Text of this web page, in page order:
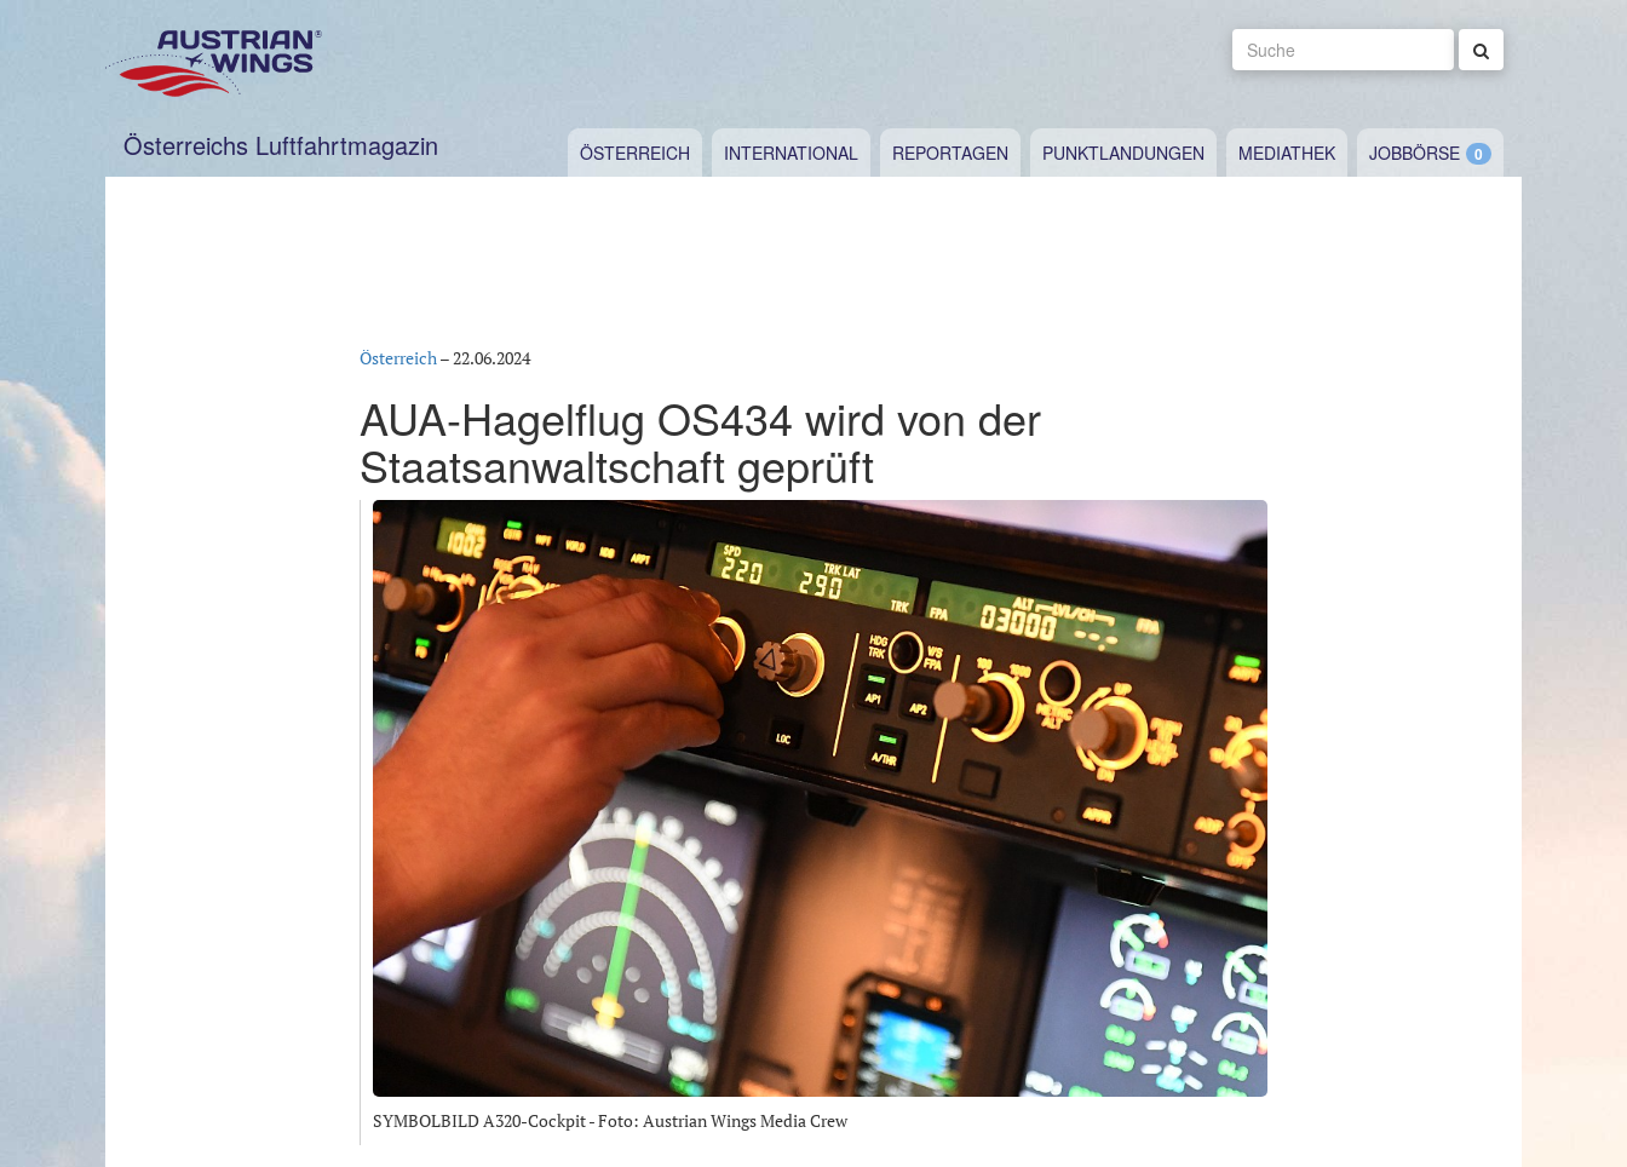
Suche
Österreichs Luftfahrtmagazin ÖSTERREICH INTERNATIONAL REPORTAGEN PUNKTLANDUNGEN MEDIATHEK JOBBÖRSE
Österreich–22.06.2024
AUA-Hagelflug OS434 wird von der
Staatsanwaltschaft geprüft
SYMBOLBILD A320-Cockpit - Foto: Austrian Wings Media Crew